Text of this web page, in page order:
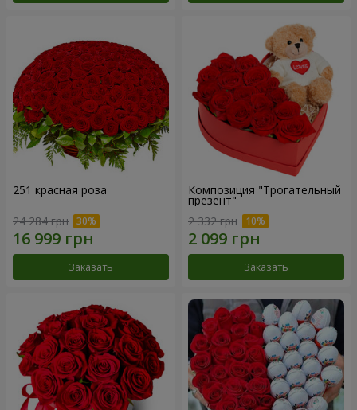
251 красная роза
24 284 грн
Заказать
Композиция "Трогательный
презент"
2 332 грн
Заказать